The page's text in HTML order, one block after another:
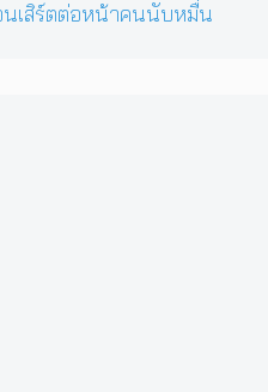
นเสิร์ตต่อหน้าคนนับหมื่น